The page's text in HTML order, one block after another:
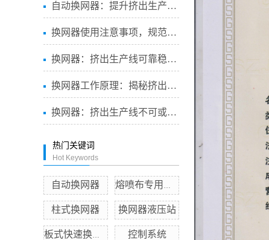
自动换网器：提升挤出生产线...
换网器使用注意事项，规范操...
换网器：挤出生产线可靠稳定...
换网器工作原理：揭秘挤出生...
换网器：挤出生产线不可或缺...
热门关键词
Hot Keywords
自动换网器 熔喷布专用熔体泵
柱式换网器 换网器液压站
板式快速换网器 控制系统